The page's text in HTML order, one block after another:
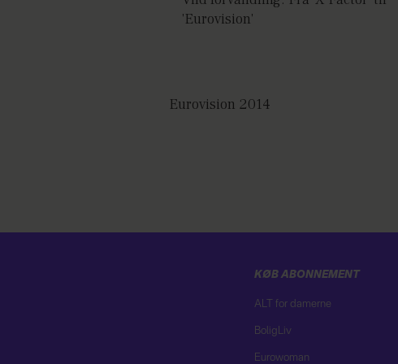
'Eurovision'
Eurovision 2014
KØB ABONNEMENT
ALT for damerne
BoligLiv
Eurowoman